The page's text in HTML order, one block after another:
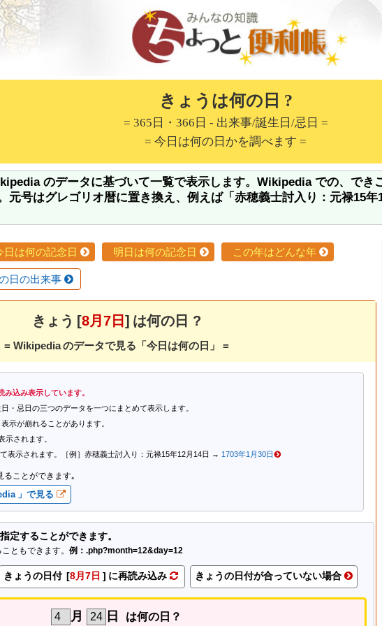
きょうは何の日 ?
= 365日・366日 - 出来事/誕生日/忌日 =
= 今日は何の日かを調べます =
のデータに基づいて一覧で表示します。Wikipedia での、でき
元号はグレゴリオ暦に置き換え、例えば「赤穂義士討入り：元禄15
日は何の記念日 明日は何の記念日 この年はどんな年
日の出来事
きょう [8月7日 ] は何の日 ?
= Wikipedia のデータで見る「今日は何の日」 =
込み表示しています。
・忌日の三つのデータを一つにまとめて表示します。
示が崩れることがあります。
示されます。
表示されます。［例］赤穂義士討入り：元禄15年12月14日 → 1703年1月30日
ことができます｡
」で見る
定することができます。
ともできます。 例：.php?month=12&day=12
きょうの日付 [8月7日 ] に再読み込み きょうの日付が合っていない場合
月 日 は何の日？